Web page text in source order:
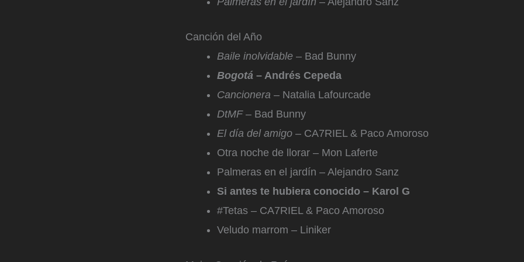
Canción del Año
Baile inolvidable – Bad Bunny
Bogotá – Andrés Cepeda
Cancionera – Natalia Lafourcade
DtMF– Bad Bunny
El día del amigo – CA7RIEL & Paco Amoroso
Otra noche de llorar – Mon Laferte
Palmeras en el jardín – Alejandro Sanz
Si antes te hubiera conocido – Karol G
#Tetas – CA7RIEL & Paco Amoroso
Veludo marrom – Liniker